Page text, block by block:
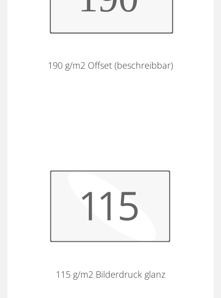
190 g/m2 Offset (beschreibbar)
115 g/m2 Bilderdruck glanz